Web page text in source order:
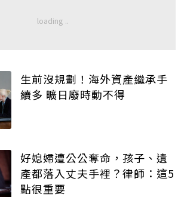
生前沒規劃！海外資產繼承手
續多 曠日廢時動不得
好媳婦遭公公奪命，孩子、遺
產都落入丈夫手裡？律師：這5
點很重要